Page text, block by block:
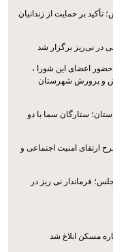
بر حمایت از زندانیان
در نی‌ریز برگزار شد
اعضای این شورا ،
آموزش و پرورش شهرستان
ستارگان سما با دو
ارتقای امنیت اجتماعی و
فرماندار نی ریز در
مسکن ابلاغ شد